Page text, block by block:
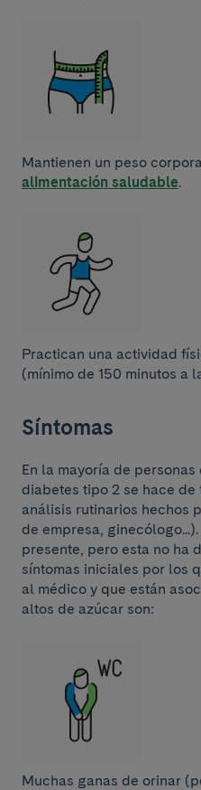
Mantienen un peso
alimentación saludable.
Practican una actividad
(mínimo de 150 minutos a
Síntomas
En la mayoría de
diabetes tipo 2 se hace
análisis rutinarios hechos
de empresa,
presente, pero esta no ha
síntomas iniciales por los
al médico y que están
altos de azúcar son:
Muchas ganas de orinar